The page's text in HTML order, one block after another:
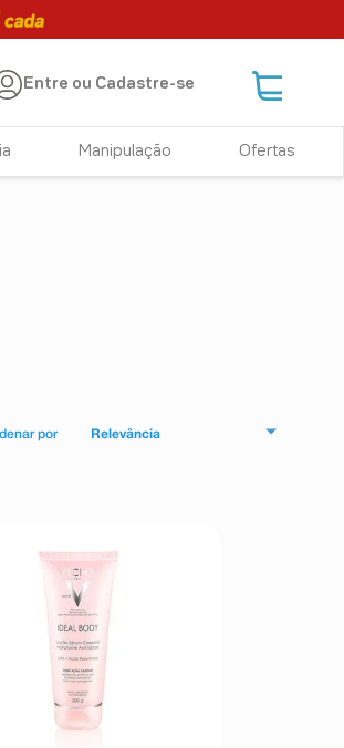
Entre ou Cadastre-se
Manipulação Ofertas
Relevância